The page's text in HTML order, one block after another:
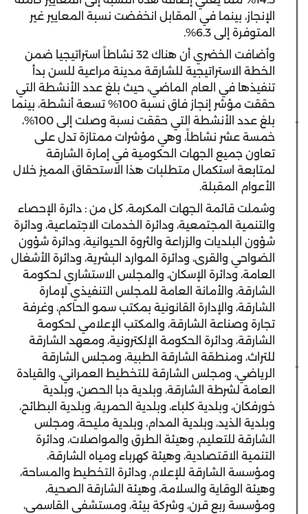
الإنجاز، بينما في المقابل انخفضت نسبة المعايير غير
المتوفرة إلى 6.3%.
وأضافت الخضري أن هناك 32 نشاطاً استراتيجيا ضمن
الخطة الاستراتيجية للشارقة مدينة مراعية للسن بدأ
تنفيذها في العام الماضي، حيث بلغ عدد الأنشطة التي
حققت مؤشر إنجاز فاق نسبة 100% تسعة أنشطة، بينما
بلغ عدد الأنشطة التي حققت نسبة وصلت إلى 100%،
خمسة عشر نشاطاً، وهي مؤشرات ممتازة تدل على
تعاون جميع الجهات الحكومية في إمارة الشارقة
لمتابعة استكمال متطلبات هذا الاستحقاق المميز خلال
الأعوام المقبلة.
وشملت قائمة الجهات المكرمة، كل من : دائرة الإحصاء
والتنمية المجتمعية، ودائرة الخدمات الاجتماعية، ودائرة
شؤون البلديات والزراعة والثروة الحيوانية، ودائرة شؤون
الضواحي والقرى، ودائرة الموارد البشرية، ودائرة الأشغال
العامة، ودائرة الإسكان، والمجلس الاستشاري لحكومة
الشارقة، والأمانة العامة للمجلس التنفيذي لإمارة
الشارقة، والإدارة القانونية بمكتب سمو الحاكم، وغرفة
تجارة وصناعة الشارقة، والمكتب الإعلامي لحكومة
الشارقة، ودائرة الحكومة الإلكترونية، ومعهد الشارقة
للتراث، ومنطقة الشارقة الطبية، ومجلس الشارقة
الرياضي، ومجلس الشارقة للتخطيط العمراني، والقيادة
العامة لشرطة الشارقة، وبلدية دبا الحصن، وبلدية
خورفكان، وبلدية كلباء، وبلدية الحمرية، وبلدية البطائح،
وبلدية الذيد، وبلدية المدام، وبلدية مليحة، ومجلس
الشارقة للتعليم، وهيئة الطرق والمواصلات، ودائرة
التنمية الاقتصادية، وهيئة كهرباء ومياه الشارقة،
ومؤسسة الشارقة للإعلام، ودائرة التخطيط والمساحة،
وهيئة الوقاية والسلامة، وهيئة الشارقة الصحية،
ومؤسسة ربع قرن، وشركة بيئة، ومستشفى القاسمي،